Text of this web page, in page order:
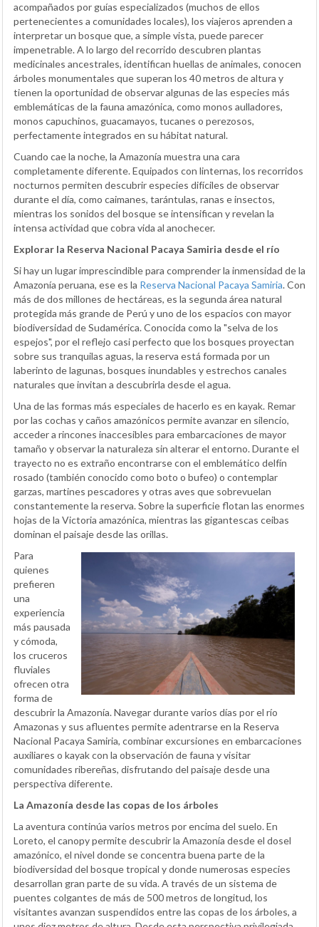
acompañados por guías especializados (muchos de ellos
pertenecientes a comunidades locales), los viajeros aprenden a
interpretar un bosque que, a simple vista, puede parecer
impenetrable. A lo largo del recorrido descubren plantas
medicinales ancestrales, identifican huellas de animales, conocen
árboles monumentales que superan los 40 metros de altura y
tienen la oportunidad de observar algunas de las especies más
emblemáticas de la fauna amazónica, como monos aulladores,
monos capuchinos, guacamayos, tucanes o perezosos,
perfectamente integrados en su hábitat natural.
Cuando cae la noche, la Amazonía muestra una cara
completamente diferente. Equipados con linternas, los recorridos
nocturnos permiten descubrir especies difíciles de observar
durante el día, como caimanes, tarántulas, ranas e insectos,
mientras los sonidos del bosque se intensifican y revelan la
intensa actividad que cobra vida al anochecer.
Explorar la Reserva Nacional Pacaya Samiria desde el río
Si hay un lugar imprescindible para comprender la inmensidad de la
Amazonía peruana, ese es la Reserva Nacional Pacaya Samiria. Con
más de dos millones de hectáreas, es la segunda área natural
protegida más grande de Perú y uno de los espacios con mayor
biodiversidad de Sudamérica. Conocida como la "selva de los
espejos", por el reflejo casi perfecto que los bosques proyectan
sobre sus tranquilas aguas, la reserva está formada por un
laberinto de lagunas, bosques inundables y estrechos canales
naturales que invitan a descubrirla desde el agua.
Una de las formas más especiales de hacerlo es en kayak. Remar
por las cochas y caños amazónicos permite avanzar en silencio,
acceder a rincones inaccesibles para embarcaciones de mayor
tamaño y observar la naturaleza sin alterar el entorno. Durante el
trayecto no es extraño encontrarse con el emblemático delfín
rosado (también conocido como boto o bufeo) o contemplar
garzas, martines pescadores y otras aves que sobrevuelan
constantemente la reserva. Sobre la superficie flotan las enormes
hojas de la Victoria amazónica, mientras las gigantescas ceibas
dominan el paisaje desde las orillas.
Para
quienes
prefieren
una
experiencia
más pausada
y cómoda,
los cruceros
fluviales
ofrecen otra
forma de
descubrir la Amazonía. Navegar durante varios días por el río
Amazonas y sus afluentes permite adentrarse en la Reserva
Nacional Pacaya Samiria, combinar excursiones en embarcaciones
auxiliares o kayak con la observación de fauna y visitar
comunidades ribereñas, disfrutando del paisaje desde una
perspectiva diferente.
La Amazonía desde las copas de los árboles
La aventura continúa varios metros por encima del suelo. En
Loreto, el canopy permite descubrir la Amazonía desde el dosel
amazónico, el nivel donde se concentra buena parte de la
biodiversidad del bosque tropical y donde numerosas especies
desarrollan gran parte de su vida. A través de un sistema de
puentes colgantes de más de 500 metros de longitud, los
visitantes avanzan suspendidos entre las copas de los árboles, a